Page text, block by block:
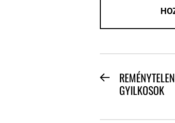
BEJEGYZÉS
NAVIGÁCIÓ
PreviousREMÉNYTELEN
GYILKOSOK